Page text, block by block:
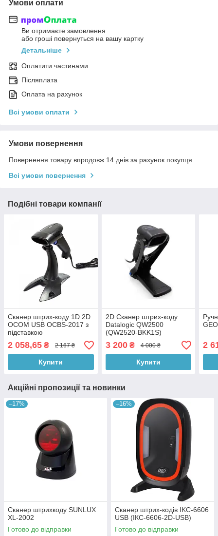
Умови оплати
Ви отримаєте замовлення
або гроші повернуться на вашу картку
Детальніше
Оплатити частинами
Післяплата
Оплата на рахунок
Всі умови оплати
Умови повернення
Повернення товару впродовж 14 днів за рахунок покупця
Всі умови повернення
Подібні товари компанії
Сканер штрих-коду 1D 2D
OCOM USB OCBS-2017 з
підставкою
2 058,65 ₴ 2 167 ₴
Купити
2D Сканер штрих-коду
Datalogic QW2500
(QW2520-BKK1S)
3 200₴ 4 000 ₴
Купити
2
Акційні пропозиції та новинки
–17%
Сканер штрихкоду SUNLUX
XL-2002
Готово до відправки
–16%
Сканер штрих-кодів IKC-6606
USB (ІКС-6606-2D-USB)
Готово до відправки